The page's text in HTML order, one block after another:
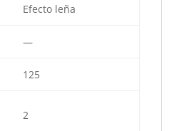
Efecto leña
—
125
2